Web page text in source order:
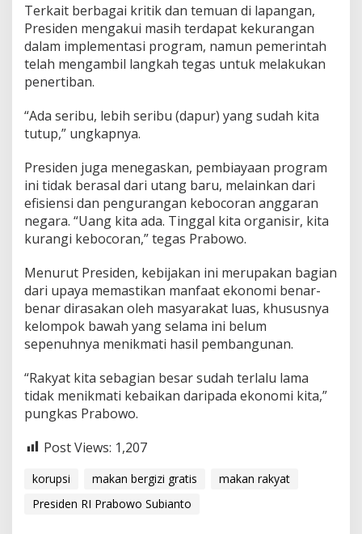
Terkait berbagai kritik dan temuan di lapangan,
Presiden mengakui masih terdapat kekurangan
dalam implementasi program, namun pemerintah
telah mengambil langkah tegas untuk melakukan
penertiban.
“Ada seribu, lebih seribu (dapur) yang sudah kita
tutup,” ungkapnya.
Presiden juga menegaskan, pembiayaan program
ini tidak berasal dari utang baru, melainkan dari
efisiensi dan pengurangan kebocoran anggaran
negara. “Uang kita ada. Tinggal kita organisir, kita
kurangi kebocoran,” tegas Prabowo.
Menurut Presiden, kebijakan ini merupakan bagian
dari upaya memastikan manfaat ekonomi benar-
benar dirasakan oleh masyarakat luas, khususnya
kelompok bawah yang selama ini belum
sepenuhnya menikmati hasil pembangunan.
“Rakyat kita sebagian besar sudah terlalu lama
tidak menikmati kebaikan daripada ekonomi kita,”
pungkas Prabowo.
Post Views: 1,207
korupsi makan bergizi gratis
makan rakyat
Presiden RI Prabowo Subianto